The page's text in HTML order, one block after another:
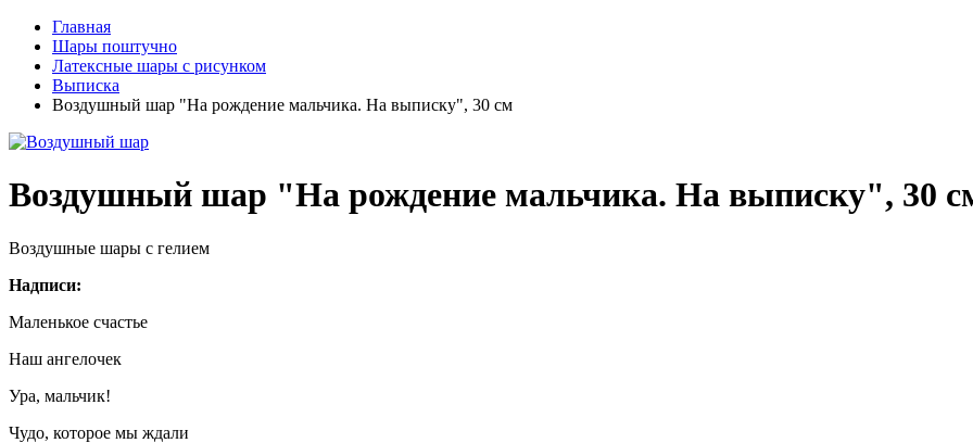
Главная
Шары поштучно
Латексные шары с рисунком
Выписка
Воздушный шар "На рождение мальчика. На выписку", 30 см
Воздушный шар "На рождение мальчика. На выписку", 30
Воздушные шары с гелием
Надписи:
Маленькое счастье
Наш ангелочек
Ура, мальчик!
Чудо, которое мы ждали